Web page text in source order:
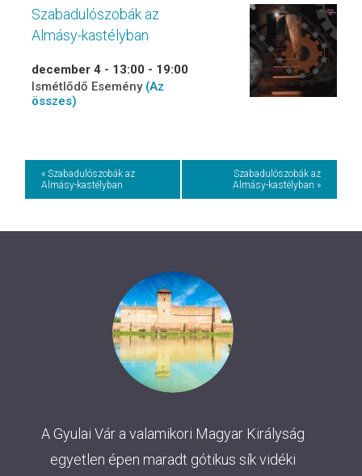
Szabadulószobák az
Almásy-kastélyban
december 4 - 13:00 - 19:00
Ismétlődő Esemény (Az
összes)
Event
Navigation
« Szabadulószobák az
Almásy-kastélyban
Szabadulószobák az
Almásy-kastélyban »
A Gyulai Vár a valamikori Magyar Királyság
egyetlen épen maradt gótikus sík vidéki